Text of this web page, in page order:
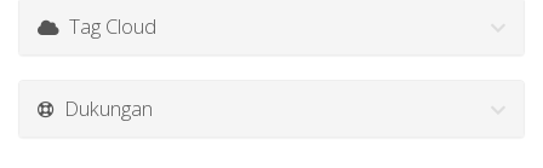
Tag Cloud
Dukungan